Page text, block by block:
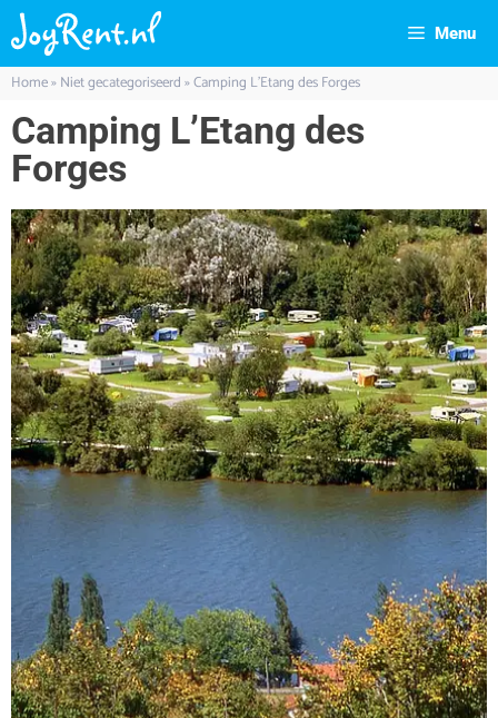
Menu
Home»Niet gecategoriseerd»Camping L’Etang des Forges
Camping L’Etang des
Forges